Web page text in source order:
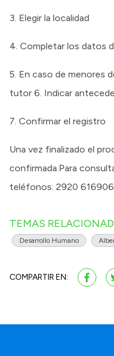
3. Elegir la localidad
4. Completar los datos
5. En caso de menores
tutor 6. Indicar
7. Confirmar el registro
Una vez finalizado el
confirmada.Para
teléfonos: 2920
TEMAS
Desarrollo Humano
COMPARTIR EN: